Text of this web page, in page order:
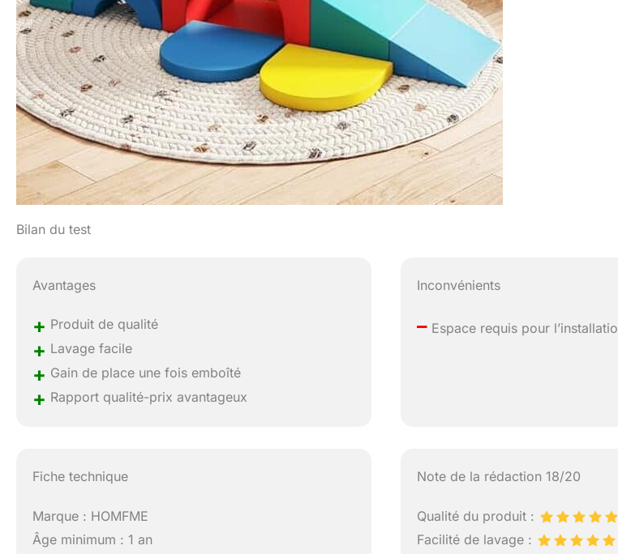
Bilan du test
Avantages
+ Produit de qualité
+ Lavage facile
+ Gain de place une fois emboîté
+ Rapport qualité-prix avantageux
Inconvénients
– Espace requis pour
Fiche technique
Marque : HOMFME
Âge minimum : 1 an
Note de la rédaction 18/20
Qualité du produit :
Facilité de lavage :